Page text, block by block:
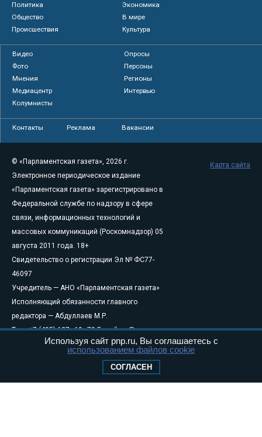
Политика
Экономика
Общество
В мире
Происшествия
Культура
Видео
Опросы
Фото
Персоны
Мнения
Регионы
Медиацентр
Интервью
Колумнисты
Контакты Реклама Вакансии
© «Парламентская газета», 2026 г.
Электронное периодическое издание
«Парламентская газета» зарегистрировано в
Федеральной службе по надзору в сфере
связи, информационных технологий и
массовых коммуникаций (Роскомнадзор) 05
августа 2011 года. 18+
Свидетельство о регистрации Эл № ФС77-
46097
Учредитель — АНО «Парламентская газета»
Исполняющий обязанности главного
редактора — Абдуллаев М.Р.
Тел.: +7 (495) 637–69–79 E-mail:pg@pnp.ru
«Парламентская газета» - официальное еженедельное издание
Федерального Собрания РФ. Издается с 1997 года. Учредители
газеты - Государственная Дума и Совет Федерации РФ. Официальный
Карта сайта
Используя сайт pnp.ru, Вы соглашаетесь с
использованием файлов cookie
СОГЛАСЕН